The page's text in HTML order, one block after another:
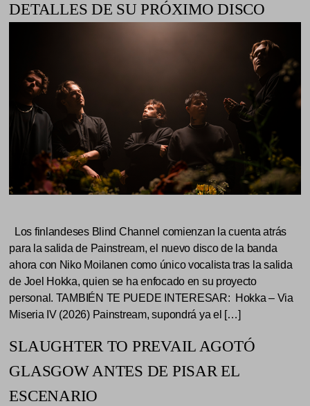
DETALLES DE SU PRÓXIMO DISCO
Los finlandeses Blind Channel comienzan la cuenta atrás
para la salida de Painstream, el nuevo disco de la banda
ahora con Niko Moilanen como único vocalista tras la salida
de Joel Hokka, quien se ha enfocado en su proyecto
personal. TAMBIÉN TE PUEDE INTERESAR: Hokka – Via
Miseria IV (2026) Painstream, supondrá ya el […]
SLAUGHTER TO PREVAIL AGOTÓ
GLASGOW ANTES DE PISAR EL
ESCENARIO